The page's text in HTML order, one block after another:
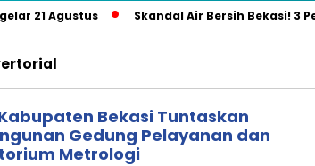
Agustus Skandal Air Bersih Bekasi! 3
Kabupaten Bekasi Tuntaskan
Gedung Pelayanan dan
Metrologi